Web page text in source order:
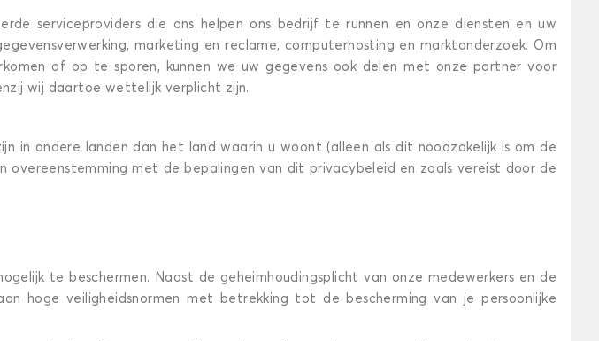
serviceproviders die ons helpen ons bedrijf te runnen en onze diensten en uw
marketing en reclame, computerhosting en marktonderzoek. Om
of op te sporen, kunnen we uw gegevens ook delen met onze partner voor
wij daartoe wettelijk verplicht zijn.
in andere landen dan het land waarin u woont (alleen als dit noodzakelijk is om de
overeenstemming met de bepalingen van dit privacybeleid en zoals vereist door de
te beschermen. Naast de geheimhoudingsplicht van onze medewerkers en de
hoge veiligheidsnormen met betrekking tot de bescherming van je persoonlijke